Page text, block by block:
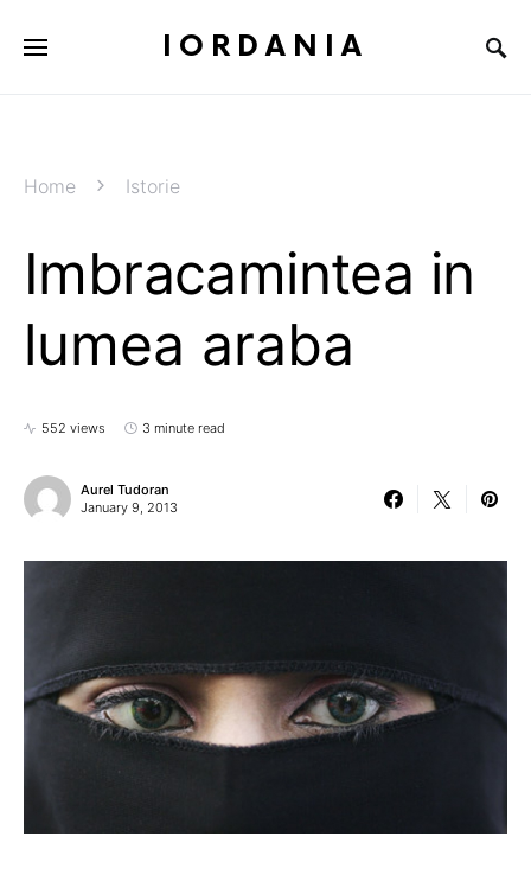
IORDANIA
Home Istorie
Imbracamintea in
lumea araba
552 views 3 minute read
Aurel Tudoran
January 9, 2013